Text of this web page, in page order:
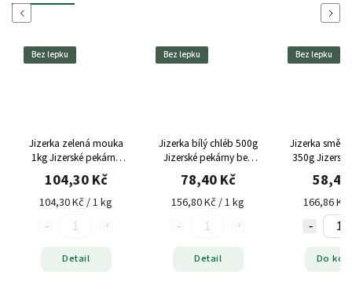
Previous
Bez lepku
Jizerka zelená mouka
1kg Jizerské pekárny
bez lepku
104,30 Kč
104,30 Kč / 1 kg
Detail
Bez lepku
Jizerka bílý chléb 500g
Jizerské pekárny bez
lepku
78,40 Kč
156,80 Kč / 1 kg
Detail
Bez lepku
Jizerka směs
350g
bez
58,40
166,86 Kč
Do
Next